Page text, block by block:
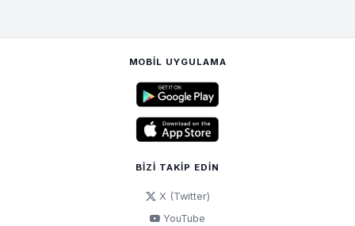
MOBIL UYGULAMA
BIZI TAKIP EDIN
X (Twitter)
YouTube